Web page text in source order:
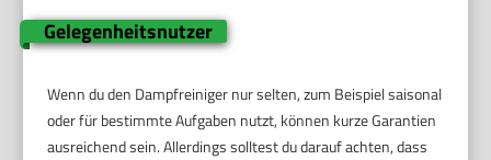
Gelegenheitsnutzer
Wenn du den Dampfreiniger nur selten, zum Beispiel saisonal
oder für bestimmte Aufgaben nutzt, können kurze Garantien
ausreichend sein. Allerdings solltest du darauf achten, dass